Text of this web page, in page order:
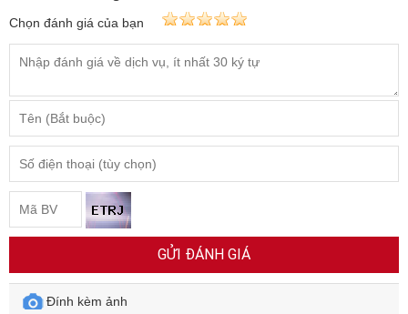
Chọn đánh giá của bạn
GỬI ĐÁNH GIÁ
Đính kèm ảnh